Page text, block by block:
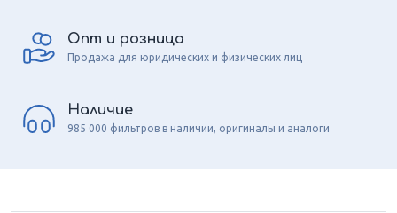
Опт и розница
Продажа для юридических и физических лиц
Наличие
985 000 фильтров в наличии, оригиналы и аналоги